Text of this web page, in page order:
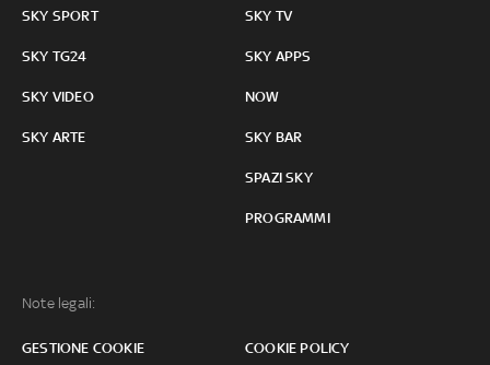
SKY SPORT
SKY TG24
SKY VIDEO
SKY ARTE
SKY TV
SKY APPS
NOW
SKY BAR
SPAZI SKY
PROGRAMMI
Note legali:
GESTIONE COOKIE COOKIE POLICY